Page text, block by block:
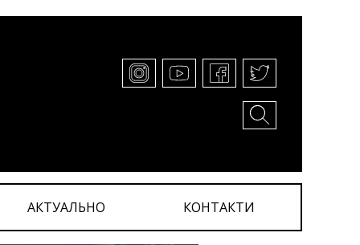
АКТУАЛЬНО КОНТАКТИ